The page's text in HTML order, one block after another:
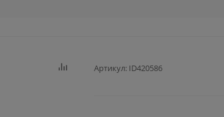
Артикул: ID420586